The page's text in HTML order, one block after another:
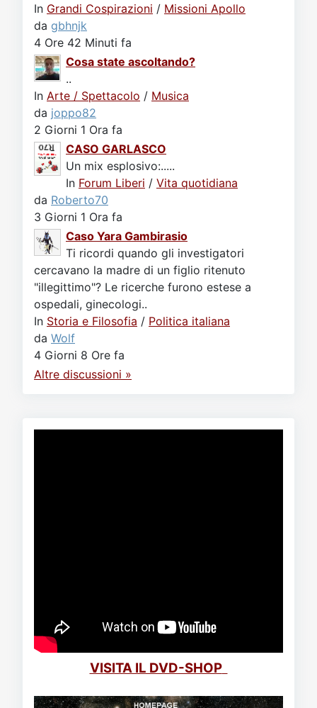
In Grandi Cospirazioni / Missioni Apollo
da gbhnjk
4 Ore 42 Minuti fa
Cosa state ascoltando?
..
In Arte / Spettacolo / Musica
da joppo82
2 Giorni 1 Ora fa
CASO GARLASCO
Un mix esplosivo:.....
In Forum Liberi / Vita quotidiana
da Roberto70
3 Giorni 1 Ora fa
Caso Yara Gambirasio
Ti ricordi quando gli investigatori
cercavano la madre di un figlio ritenuto
"illegittimo"? Le ricerche furono estese a
ospedali, ginecologi..
In Storia e Filosofia / Politica italiana
da Wolf
4 Giorni 8 Ore fa
Altre discussioni »
VISITA IL DVD-SHOP